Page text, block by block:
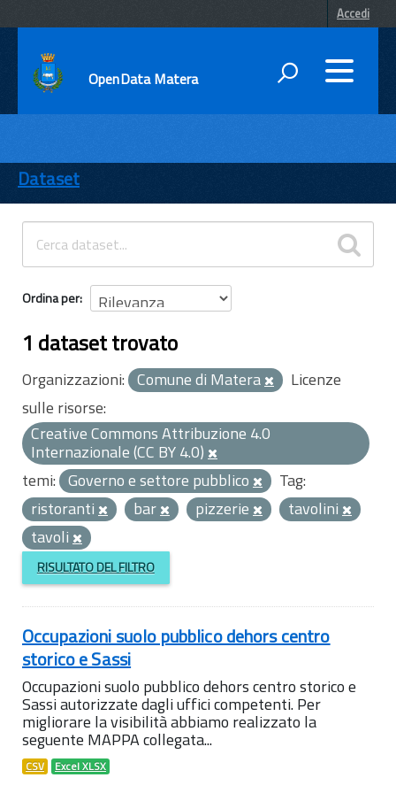
Accedi
OpenData Matera
ENTI
TEMI
INFORMAZIONI
Dataset
Ordina per
1 dataset trovato
Organizzazioni: Comune di Matera
Licenze
sulle risorse:
Creative Commons Attribuzione 4.0
Internazionale (CC BY 4.0)
temi: Governo e settore pubblico
Tag:
ristoranti
bar pizzerie
tavolini
tavoli
RISULTATO DEL FILTRO
Occupazioni suolo pubblico dehors centro
storico e Sassi
Occupazioni suolo pubblico dehors centro storico e
Sassi autorizzate dagli uffici competenti. Per
migliorare la visibilità abbiamo realizzato la
seguente MAPPA collegata...
CSV Excel XLSX